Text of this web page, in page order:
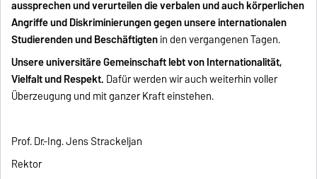
aussprechen und verurteilen die verbalen und auch körperlichen
Angriffe und Diskriminierungen gegen unsere internationalen
Studierenden und Beschäftigtenin den vergangenen Tagen.
Unsere universitäre Gemeinschaft lebt von Internationalität,
Vielfalt und Respekt. Dafür werden wir auch weiterhin voller
Überzeugung und mit ganzer Kraft einstehen.
Prof. Dr.-Ing. Jens Strackeljan
Rektor